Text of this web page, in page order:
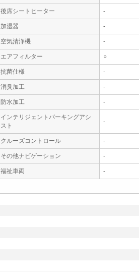
後席シートヒーター -
加湿器 -
空気清浄機 -
エアフィルター ○
抗菌仕様 -
消臭加工 -
防水加工 -
インテリジェントパーキングアシ
スト
-
クルーズコントロール -
その他ナビゲーション -
福祉車両
-